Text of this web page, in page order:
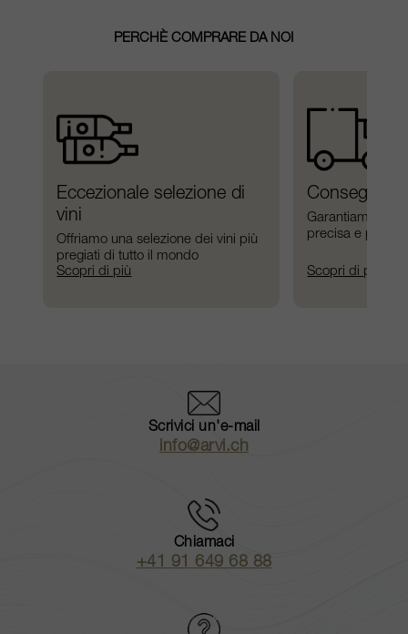
PERCHÈ COMPRARE DA NOI
Eccezionale selezione di
vini
Offriamo una selezione dei vini più
pregiati di tutto il mondo
Scopri di più
Consegna
Garantiamo una
precisa e
Scopri di più
Scrivici un'e-mail
info@arvi.ch
Chiamaci
+41 91 649 68 88